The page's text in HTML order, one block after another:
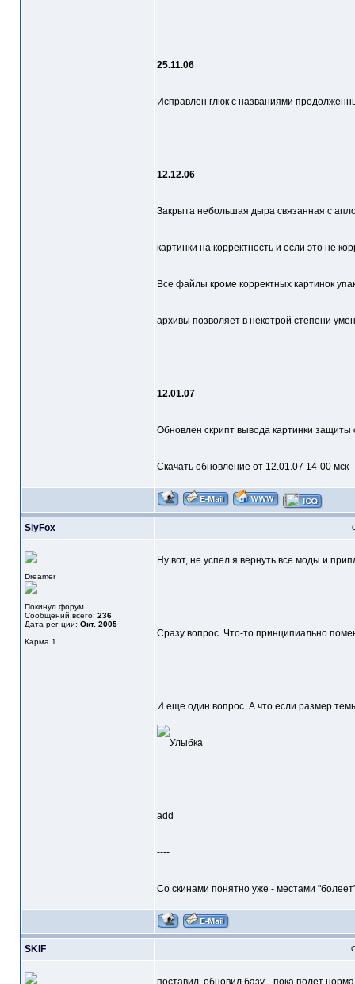
25.11.06
Исправлен глюк с названиями
12.12.06
Закрыта небольшая дыра связанная с
картинки на корректность и если это не
Все файлы кроме корректных картинок
архивы позволяет в некотрой степени
12.01.07
Обновлен скрипт вывода картинки
Скачать обновление от 12.01.07 14-00 мск
SlyFox
Dreamer
Покинул форум
Сообщений всего: 236
Дата рег-ции: Окт. 2005
Карма 1
Ну вот, не успел я вернуть все моды и
Сразу вопрос. Что-то принципиально
И еще один вопрос. А что если размер
add
----
Со скинами понятно уже - местами
SKIF
поставил, обновил базу... пока полет